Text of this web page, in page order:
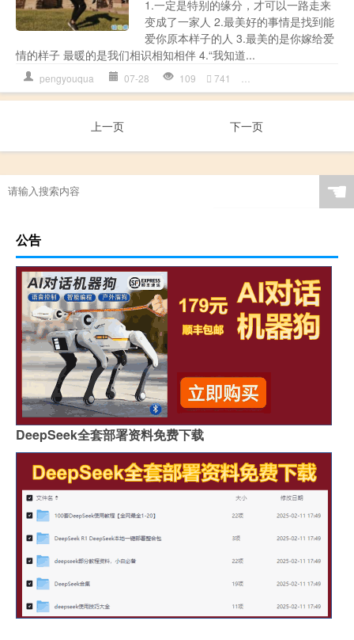
1.一定是特别的缘分，才可以一路走来
变成了一家人 2.最美好的事情是找到能
爱你原本样子的人 3.最美的是你嫁给爱
情的样子 最暖的是我们相识相知相伴 4.“我知道...
pengyouqua 07-28 109 741
上一页 下一页
☚
公告
DeepSeek全套部署资料免费下载